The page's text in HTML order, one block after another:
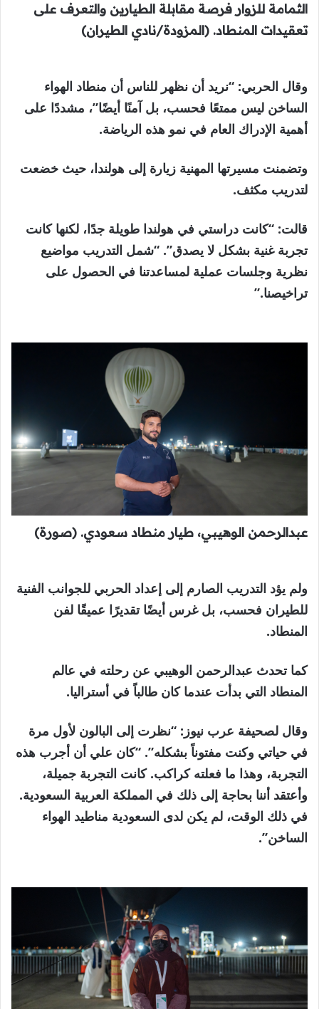
الثمامة للزوار فرصة مقابلة الطيارين والتعرف على
تعقيدات المنطاد. (المزودة/نادي الطيران)
وقال الحربي: “نريد أن نظهر للناس أن منطاد الهواء
الساخن ليس ممتعًا فحسب، بل آمنًا أيضًا”، مشددًا على
أهمية الإدراك العام في نمو هذه الرياضة.
وتضمنت مسيرتها المهنية زيارة إلى هولندا، حيث خضعت
لتدريب مكثف.
قالت: “كانت دراستي في هولندا طويلة جدًا، لكنها كانت
تجربة غنية بشكل لا يصدق”. “شمل التدريب مواضيع
نظرية وجلسات عملية لمساعدتنا في الحصول على
تراخيصنا.”
عبدالرحمن الوهيبي، طيار منطاد سعودي. (صورة)
ولم يؤد التدريب الصارم إلى إعداد الحربي للجوانب الفنية
للطيران فحسب، بل غرس أيضًا تقديرًا عميقًا لفن
المنطاد.
كما تحدث عبدالرحمن الوهيبي عن رحلته في عالم
المنطاد التي بدأت عندما كان طالباً في أستراليا.
وقال لصحيفة عرب نيوز: “نظرت إلى البالون لأول مرة
في حياتي وكنت مفتوناً بشكله”. “كان علي أن أجرب هذه
التجربة، وهذا ما فعلته كراكب. كانت التجربة جميلة،
وأعتقد أننا بحاجة إلى ذلك في المملكة العربية السعودية.
في ذلك الوقت، لم يكن لدى السعودية مناطيد الهواء
الساخن”.